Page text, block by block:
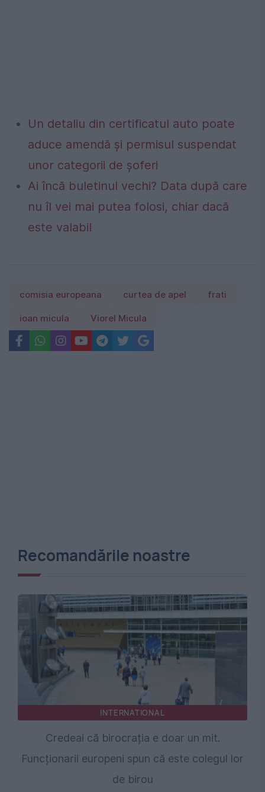
Un detaliu din certificatul auto poate
aduce amendă și permisul suspendat
unor categorii de șoferi
Ai încă buletinul vechi? Data după care
nu îl vei mai putea folosi, chiar dacă
este valabil
comisia europeana curtea de apel frati
ioan micula Viorel Micula
Recomandările noastre
INTERNATIONAL
Credeai că birocrația e doar un mit.
Funcționarii europeni spun că este colegul lor
de birou